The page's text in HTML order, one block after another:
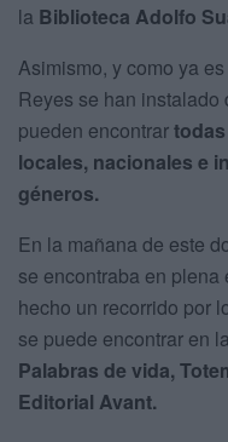
la Biblioteca Adolfo
Asimismo, y como ya
Reyes se han instalado
pueden encontrar
locales, nacionales e
géneros.
En la mañana de este
se encontraba en
hecho un recorrido por
se puede encontrar en
Palabras de vida,
Editorial Avant.